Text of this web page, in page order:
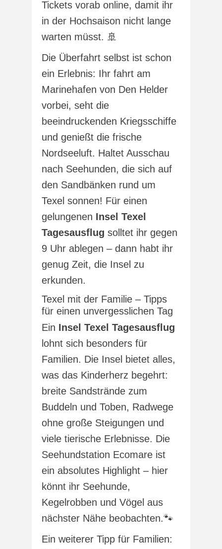
Tickets vorab online, damit ihr
in der Hochsaison nicht lange
warten müsst. 🚢
Die Überfahrt selbst ist schon
ein Erlebnis: Ihr fahrt am
Marinehafen von Den Helder
vorbei, seht die
beeindruckenden Kriegsschiffe
und genießt die frische
Nordseeluft. Haltet Ausschau
nach Seehunden, die sich auf
den Sandbänken rund um
Texel sonnen! Für einen
gelungenen Insel Texel
Tagesausflug solltet ihr gegen
9 Uhr ablegen – dann habt ihr
genug Zeit, die Insel zu
erkunden.
Texel mit der Familie – Tipps
für einen unvergesslichen Tag
Ein Insel Texel Tagesausflug
lohnt sich besonders für
Familien. Die Insel bietet alles,
was das Kinderherz begehrt:
breite Sandstrände zum
Buddeln und Toben, Radwege
ohne große Steigungen und
viele tierische Erlebnisse. Die
Seehundstation Ecomare ist
ein absolutes Highlight – hier
könnt ihr Seehunde,
Kegelrobben und Vögel aus
nächster Nähe beobachten.🐾
Ein weiterer Tipp für Familien: